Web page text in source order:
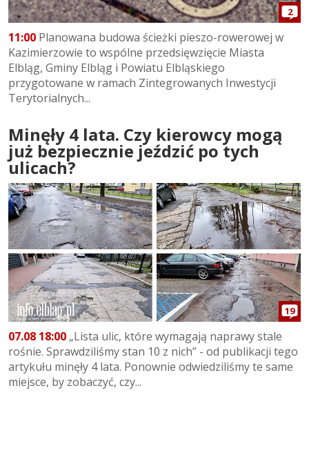
2
11:00 Planowana budowa ścieżki pieszo-rowerowej w
Kazimierzowie to wspólne przedsięwzięcie Miasta
Elbląg, Gminy Elbląg i Powiatu Elbląskiego
przygotowane w ramach Zintegrowanych Inwestycji
Terytorialnych...
Minęły 4 lata. Czy kierowcy mogą
już bezpiecznie jeździć po tych
ulicach?
19
07.08 18:00 „Lista ulic, które wymagają naprawy stale
rośnie. Sprawdziliśmy stan 10 z nich” - od publikacji tego
artykułu minęły 4 lata. Ponownie odwiedziliśmy te same
miejsce, by zobaczyć, czy...